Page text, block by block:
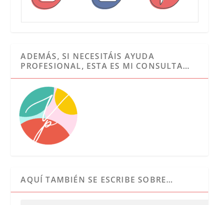
ADEMÁS, SI NECESITÁIS AYUDA
PROFESIONAL, ESTA ES MI CONSULTA…
AQUÍ TAMBIÉN SE ESCRIBE SOBRE…